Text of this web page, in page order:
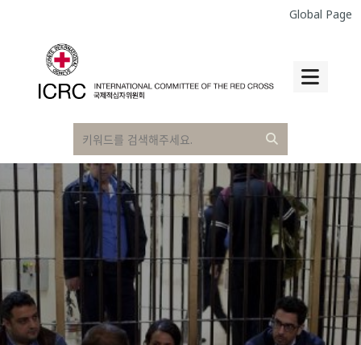
Global Page